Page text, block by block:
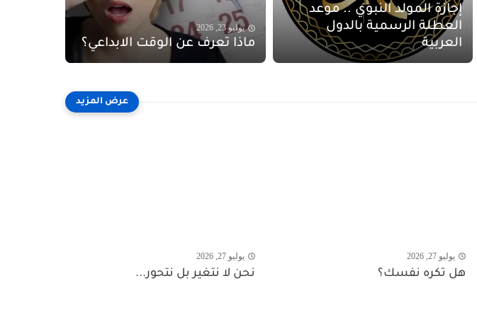
إجازة المولد النبوي .. موعد
العطلة الرسمية بالدول
العربية
يوليو 23, 2026
ماذا تعرف عن الوقت الابداعي؟
يوليو 27, 2026
هل تكره نفسك؟
يوليو 27, 2026
نحن لا نتغير بل نتحور...